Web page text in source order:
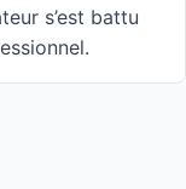
s’est battu